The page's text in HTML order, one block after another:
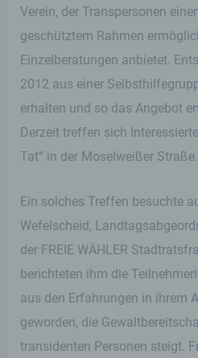
Verein, der Transpersonen
geschütztem Rahmen
Einzelberatungen anbietet.
2012 aus einer
erhalten und so das Angebot
Derzeit treffen sich
Tat“ in der Moselweißer Straße.
Ein solches Treffen besuchte
Wefelscheid,
der FREIE WÄHLER
berichteten ihm die
aus den Erfahrungen in ihrem
geworden, die
transidenten Personen steigt.